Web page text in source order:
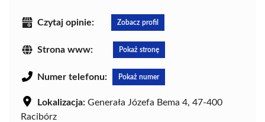
Czytaj opinie: Zobacz profil
Strona www: Pokaż stronę
Numer telefonu: Pokaż numer
Lokalizacja: Generała Józefa Bema 4, 47-400
Racibórz